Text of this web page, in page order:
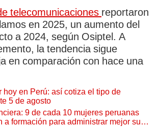
telecomunicaciones reportaron
en 2025, un aumento del
a 2024, según Osiptel. A
la tendencia sigue
en comparación con hace una
hoy en Perú: así cotiza el tipo de
5 de agosto
9 de cada 10 mujeres peruanas
a formación para administrar mejor su